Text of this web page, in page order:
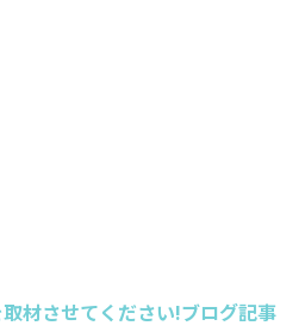
材させてください!ブログ記事